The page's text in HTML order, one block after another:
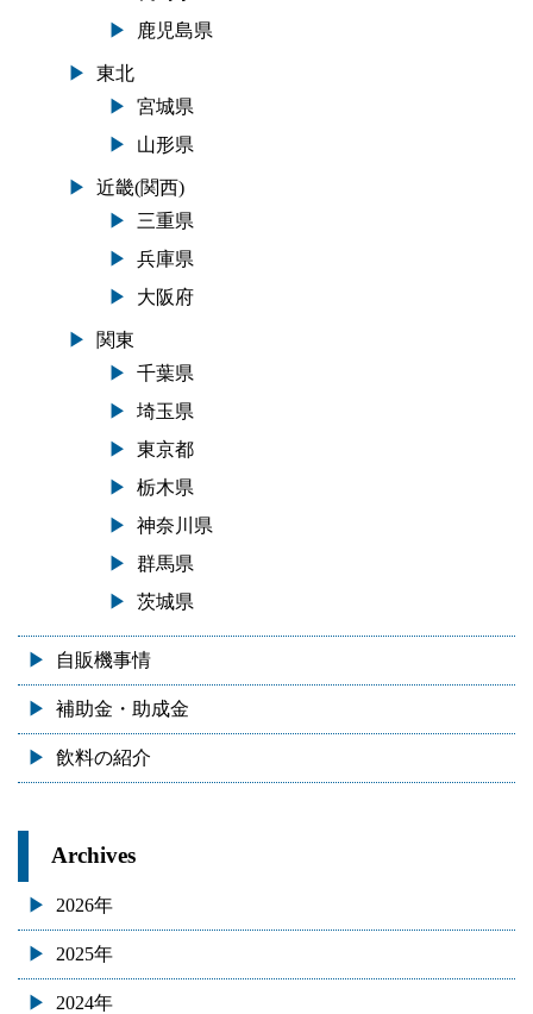
鹿児島県
東北
宮城県
山形県
近畿(関西)
三重県
兵庫県
大阪府
関東
千葉県
埼玉県
東京都
栃木県
神奈川県
群馬県
茨城県
自販機事情
補助金・助成金
飲料の紹介
Archives
2026年
2025年
2024年